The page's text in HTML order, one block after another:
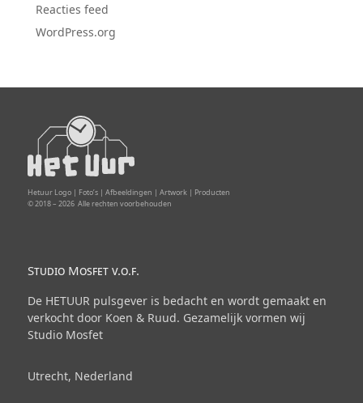
Reacties feed
WordPress.org
Hetuur Logo | Foto’s | Afbeeldingen | Artwork | Producten
© 2018 – 2026Alle rechten voorbehouden
Studio Mosfet v.o.f.
De HETUUR pulsgever is bedacht en wordt gemaakt en
verkocht door Koen & Ruud. Gezamelijk vormen wij
Studio Mosfet
Utrecht, Nederland